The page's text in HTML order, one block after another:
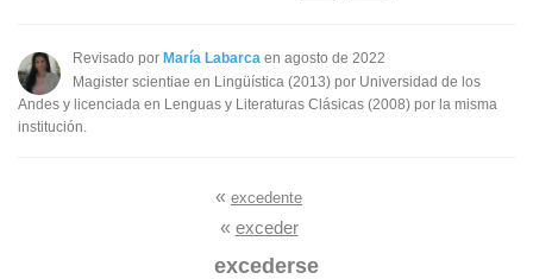
Existen sinónimos incorrectos
Ninguno de los sinónimos presentados me ayudó
Revisado por María Labarca en agosto de 2022
Magister scientiae en Lingüística (2013) por Universidad de los
Andes y licenciada en Lenguas y Literaturas Clásicas (2008) por la misma
institución.
« excedente
« exceder
excederse